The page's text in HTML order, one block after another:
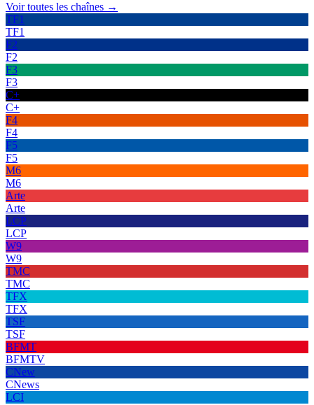
Voir toutes les chaînes →
TF1
TF1
F2
F2
F3
F3
C+
C+
F4
F4
F5
F5
M6
M6
Arte
Arte
LCP
LCP
W9
W9
TMC
TMC
TFX
TFX
TSF
TSF
BFMT
BFMTV
CNew
CNews
LCI